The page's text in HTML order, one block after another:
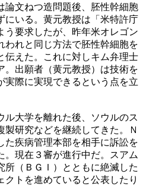
論文ねつ造問題後、胚性幹細胞
にいる。黄元教授は「米特許庁
う要求したが、昨年米オレゴン
われと同じ方法で胚性幹細胞を
伝えた。これに対しキム弁理士
。出願者（黄元教授）は技術を
実際に実現できるという点を立
ル大学を離れた後、ソウルのス
製研究などを継続してきた。Ｎ
た疾病管理本部を相手に訴訟を
。現在３審が進行中だ。スアム
所（ＢＧＩ）とともに絶滅した
クトを進めていると公表したり